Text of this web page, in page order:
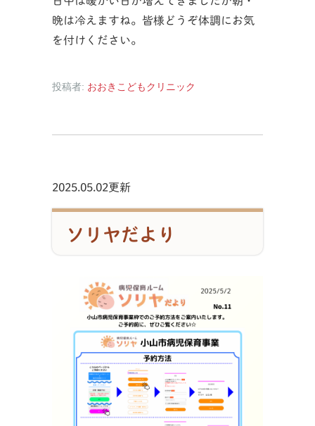
晩は冷えますね。皆様どうぞ体調にお気
を付けください。
投稿者: おおきこどもクリニック
2025.05.02更新
ソリヤだより